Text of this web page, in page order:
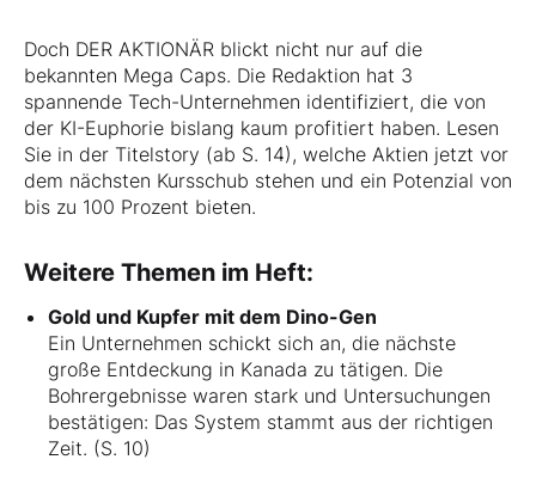
Doch DER AKTIONÄR blickt nicht nur auf die
bekannten Mega Caps. Die Redaktion hat 3
spannende Tech-Unternehmen identifiziert, die von
der KI-Euphorie bislang kaum profitiert haben. Lesen
Sie in der Titelstory (ab S. 14), welche Aktien jetzt vor
dem nächsten Kursschub stehen und ein Potenzial von
bis zu 100 Prozent bieten.
Weitere Themen im Heft:
Gold und Kupfer mit dem Dino-Gen
Ein Unternehmen schickt sich an, die nächste
große Entdeckung in Kanada zu tätigen. Die
Bohrergebnisse waren stark und Untersuchungen
bestätigen: Das System stammt aus der richtigen
Zeit. (S. 10)